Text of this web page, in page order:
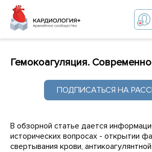
Гемокоагуляция.
ПОДПИСАТЬСЯ НА
В обзорной статье дается
исторических вопросах - открытии
свертывания крови,